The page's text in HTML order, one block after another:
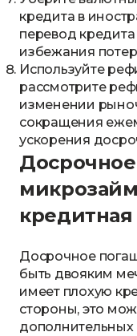
кредита в
перевод
избежания
Используйте
рассмотрите
изменении
сокращения
ускорения
Досрочное
быть двояким
имеет плохую
стороны, это
дополнительных